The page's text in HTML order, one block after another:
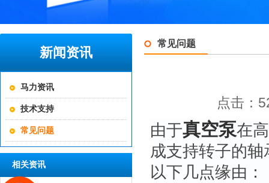
新闻资讯
马力资讯
技术支持
常见问题
相关资讯
常见问题
点击：
由于真空泵在
成支持转子的
以下几点缘由：